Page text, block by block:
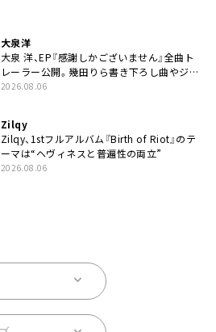
大泉洋
大泉 洋、EP『感謝しかございません』全曲ト
レーラー公開。幾田りら書き下ろし曲やジャ
ズピアニスト・小曽根真による提供曲のレコ
2026.08.06
Zilqy
Zilqy、1stフルアルバム『Birth of Riot』のテ
ーマは“ヘヴィネスと普遍性の両立”
2026.08.06